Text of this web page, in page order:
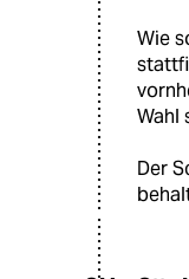
Wie
Wahl
Der